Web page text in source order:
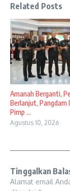
Related Posts
Amanah Berganti,
Berlanjut, Pangdam
Pimp ...
Agustus 10, 2026
Tinggalkan
Alamat email